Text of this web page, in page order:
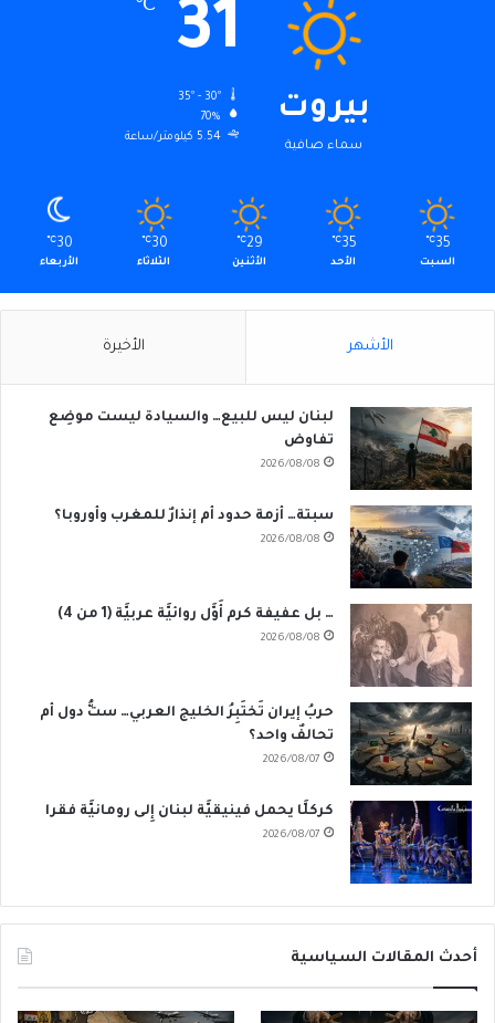
بيروت
سماء صافية
31
℃
70%
5.54 كيلومتر/ساعة
35
℃
السبت
35
℃
الأحد
29
℃
الأثنين
30
℃
الثلاثاء
30
℃
الأربعاء
الأشهر الأخيرة
لبنان ليس للبيع… والسيادة ليست موضِع
تفاوض
2026/08/08
سبتة… أزمة حدود أم إنذارٌ للمغرب وأوروبا؟
2026/08/08
… بل عفيفة كرم أَوَّل روائيَّة عربيَّة (1 من 4)
2026/08/08
حربُ إيران تَختَبِرُ الخليج العربي… ستُّ دول أم
تحالفٌ واحد؟
2026/08/07
كركلَّا يحمل فينيقيَّة لبنان إِلى رومانيَّة فقرا
2026/08/07
أحدث المقالات السياسية